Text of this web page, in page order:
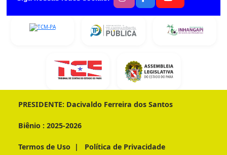
PRESIDENTE: Dacivaldo Ferreira dos Santos
Biênio : 2025-2026
Termos de Uso | Política de Privacidade